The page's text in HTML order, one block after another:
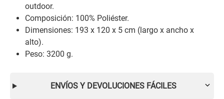
outdoor.
Composición: 100% Poliéster.
Dimensiones: 193 x 120 x 5 cm (largo x ancho x
alto).
Peso: 3200 g.
ENVÍOS Y DEVOLUCIONES FÁCILES